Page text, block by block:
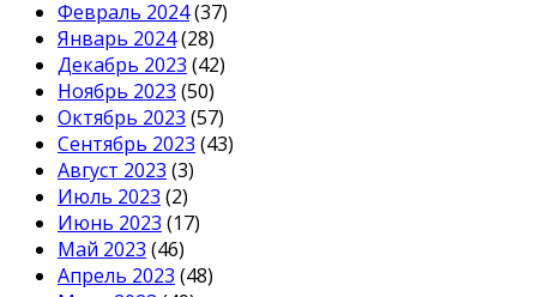
Февраль 2024(37)
Январь 2024(28)
Декабрь 2023 (42)
Ноябрь 2023 (50)
Октябрь 2023 (57)
Сентябрь 2023 (43)
Август 2023 (3)
Июль 2023 (2)
Июнь 2023 (17)
Май 2023 (46)
Апрель 2023 (48)